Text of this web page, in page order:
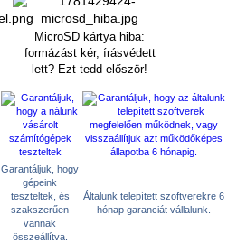
MicroSD kártya hiba:
formázást kér, írásvédett
lett? Ezt tedd először!
Garantáljuk, hogy
gépeink
teszteltek, és
szakszerűen
vannak
összeállítva.
Általunk telepített szoftverekre 6
hónap garanciát vállalunk.